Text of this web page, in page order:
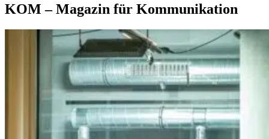
KOM – Magazin für Kommunikation